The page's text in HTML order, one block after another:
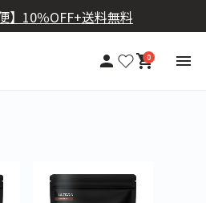
】10％OFF+送料無料
0